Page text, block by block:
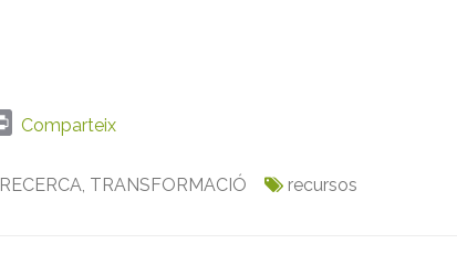
P
i
Comparteix
RECERCA, TRANSFORMACIÓ recursos